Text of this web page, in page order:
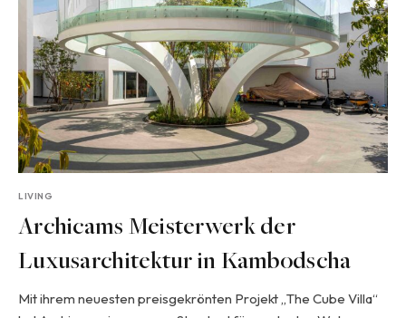
LIVING
Archicams Meisterwerk der
Luxusarchitektur in Kambodscha
Mit ihrem neuesten preisgekrönten Projekt „The Cube Villa“